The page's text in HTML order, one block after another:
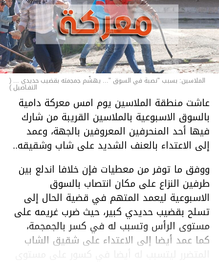
الملاسين: بسبب "نصبة في السوق "... يهشّم جمجمته بقضيب حديدي ... (
التفـاصيل )
عاشت منطقة الملاسين يوم امس معركة دامية
بالسوق الاسبوعية بالملاسين القريبة من شارك
فيها أحد المنحرفين المعروفين بالجهة، وعمد
إلى الاعتداء بالعنف الشديد على شاب وشقيقه..
ووفق ما توفر من معطيات فإن خلافا اندلع بين
طرفين النزاع على مكان انتصاب بالسوق
الاسبوعية ليعمد المتهم في قضية الحال إلى
تسلح بقضيب حديدي كبير، حيث ضرب غريمه على
مستوى الرأس وتسبب له في كسر بالجمجمة،
كما عمد أيضا إلى الاعتداء على شقيق الشاب
المتضرر ليتسبب له أيضا في كسور على مستوى